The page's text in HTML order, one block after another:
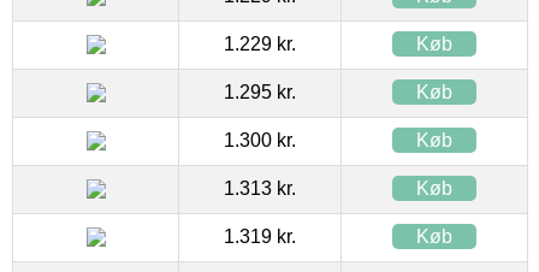
1.229 kr. Køb
1.295 kr. Køb
1.300 kr. Køb
1.313 kr. Køb
1.319 kr. Køb